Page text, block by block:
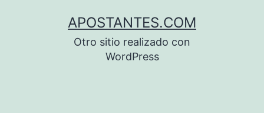
APOSTANTES.COM
Otro sitio realizado con
WordPress